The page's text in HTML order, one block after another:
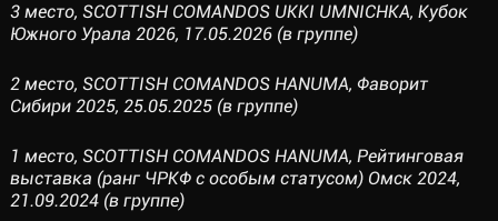
3 место, SCOTTISH COMANDOS UKKI UMNICHKA, Кубок
Южного Урала 2026, 17.05.2026 (в группе)
2 место, SCOTTISH COMANDOS HANUMA, Фаворит
Сибири 2025, 25.05.2025 (в группе)
1 место, SCOTTISH COMANDOS HANUMA, Рейтинговая
выставка (ранг ЧРКФ с особым статусом) Омск 2024,
21.09.2024 (в группе)